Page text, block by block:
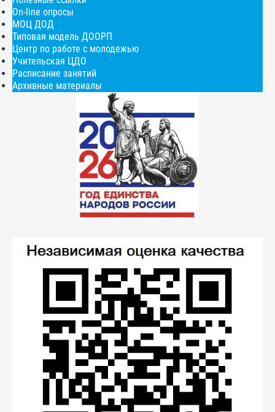
On-line опросы
МОЦ ДОД
Типовая модель ДООРП
Центр по работе с молодежью
Учительская ЦДО
Расписание занятий
Архивные материалы